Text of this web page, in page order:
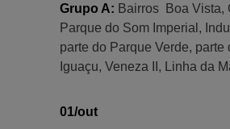
Grupo A: Bairros Boa Vista,
Parque do Som Imperial,
parte do Parque Verde, parte
Iguaçu, Veneza II, Linha da
01/out